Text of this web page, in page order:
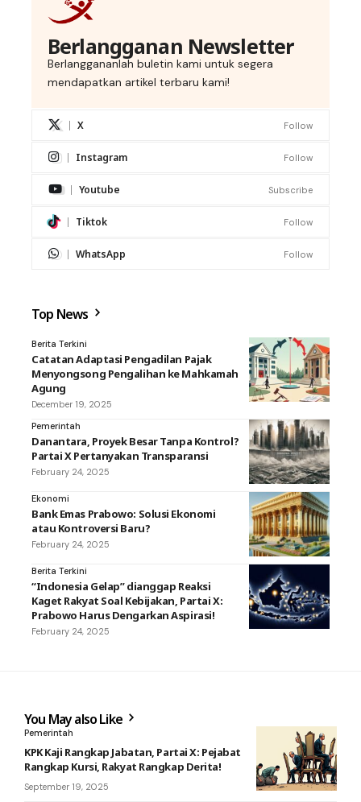
Berlangganan Newsletter
Berlanggananlah buletin kami untuk segera
mendapatkan artikel terbaru kami!
X Follow
Instagram Follow
Youtube Subscribe
Tiktok Follow
WhatsApp Follow
Top News
Berita Terkini
Catatan Adaptasi Pengadilan Pajak
Menyongsong Pengalihan ke Mahkamah
Agung
December 19, 2025
Pemerintah
Danantara, Proyek Besar Tanpa Kontrol?
Partai X Pertanyakan Transparansi
February 24, 2025
Ekonomi
Bank Emas Prabowo: Solusi Ekonomi
atau Kontroversi Baru?
February 24, 2025
Berita Terkini
“Indonesia Gelap” dianggap Reaksi
Kaget Rakyat Soal Kebijakan, Partai X:
Prabowo Harus Dengarkan Aspirasi!
February 24, 2025
You May also Like
Pemerintah
KPK Kaji Rangkap Jabatan, Partai X: Pejabat
Rangkap Kursi, Rakyat Rangkap Derita!
September 19, 2025